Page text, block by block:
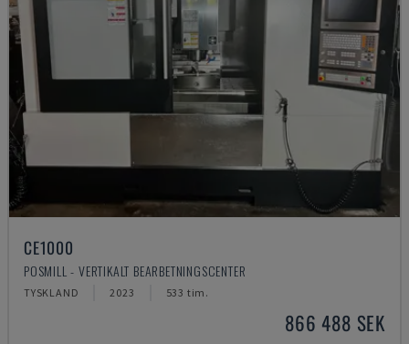
CE1000
POSMILL - VERTIKALT BEARBETNINGSCENTER
TYSKLAND 2023 533 tim.
866 488 SEK